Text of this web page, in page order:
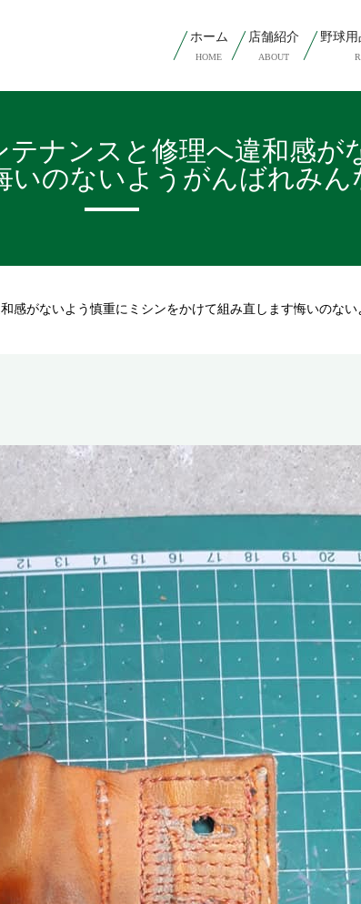
ホーム
HOME
店舗紹介
ABOUT
野球用
ナンスと修理へ️違和感が
いのないようがんばれみん
感がないよう慎重にミシンをかけて組み直します悔いのな